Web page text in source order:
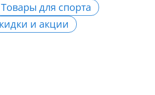
Товары для спорта
и акции